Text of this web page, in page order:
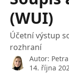
(WUI)
Účetní výstup
rozhraní
Autor:
14. října